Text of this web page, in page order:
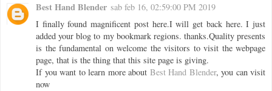
Best Hand Blender sab feb 16, 02:59:00 PM 2019
I finally found magnificent post here.I will get back here. I just
added your blog to my bookmark regions. thanks.Quality presents
is the fundamental on welcome the visitors to visit the webpage
page, that is the thing that this site page is giving.
If you want to learn more about Best Hand Blender, you can visit
now